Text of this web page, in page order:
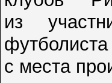
из
с места